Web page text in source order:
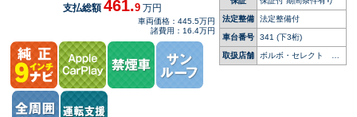
法定整備 法定整備付
車台番号 341 (下3桁)
取扱店舗
ボルボ・セレクト 港
南台
支払総額461.9 万円
車両価格：445.5万円
諸費用：16.4万円